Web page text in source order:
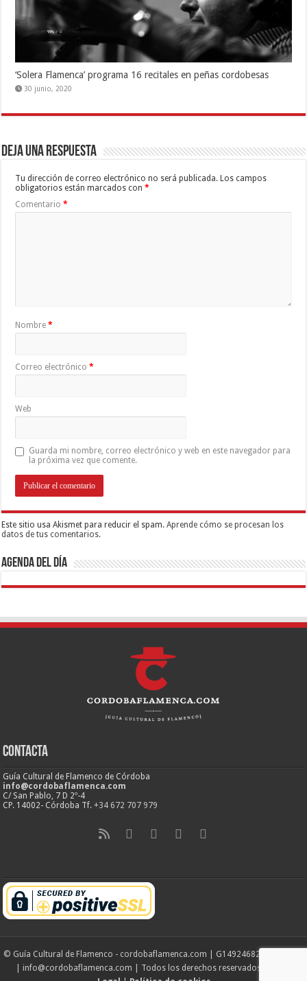
‘Solera Flamenca’ programa 16 recitales en peñas cordobesas
30 junio, 2020
Deja una respuesta
Tu dirección de correo electrónico no será publicada. Los campos
obligatorios están marcados con*
Comentario*
Nombre*
Correo electrónico*
Web
Guarda mi nombre, correo electrónico y web en este navegador para
la próxima vez que comente.
Este sitio usa Akismet para reducir el spam.Aprende cómo se procesan los
datos de tus comentarios.
Agenda del día
Contacta
Guía Cultural de Flamenco de Córdoba
info@cordobaflamenca.com
C/ San Pablo, 7 D 2º-4
CP. 14002- Córdoba Tf.+34 672 707 979
© Guía Cultural de Flamenco - cordobaflamenca.com | G14924682 | Córdoba
| info@cordobaflamenca.com | Todos los derechos reservados |